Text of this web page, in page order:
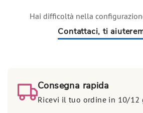
Hai difficoltà nella
Contattaci, ti
Consegna rapida
Ricevi il tuo ordine in 10/12